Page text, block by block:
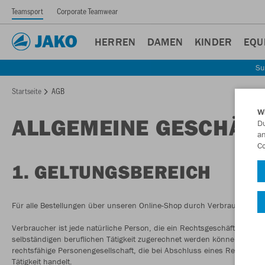
Teamsport Corporate Teamwear
HERREN DAMEN KINDER
Startseite AGB
ALLGEMEINE
1. GELTUNGSBEREICH
Für alle Bestellungen über unseren Online-Shop durch Verbraucher
Verbraucher ist jede natürliche Person, die ein Rechtsgeschäft zu
selbständigen beruflichen Tätigkeit zugerechnet werden können.
rechtsfähige Personengesellschaft, die bei Abschluss eines
Tätigkeit handelt.